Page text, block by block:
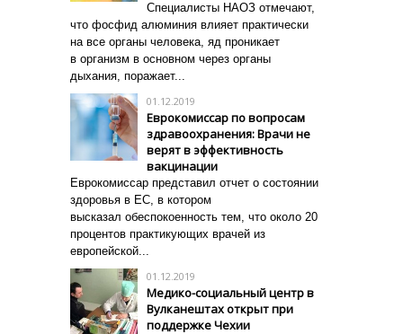
Специалисты НАОЗ отмечают,
что фосфид алюминия влияет практически
на все органы человека, яд проникает
в организм в основном через органы
дыхания, поражает...
01.12.2019
Еврокомиссар по вопросам
здравоохранения: Врачи не
верят в эффективность
вакцинации
Еврокомиссар представил отчет о состоянии
здоровья в ЕС, в котором
высказал обеспокоенность тем, что около 20
процентов практикующих врачей из
европейской...
01.12.2019
Медико-социальный центр в
Вулканештах открыт при
поддержке Чехии